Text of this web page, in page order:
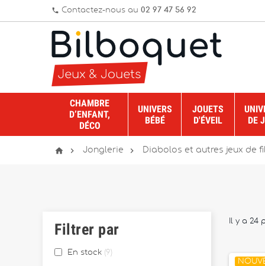
phone Contactez-nous au 02 97 47 56 92
CHAMBRE
D’ENFANT,
DÉCO
UNIVERS
BÉBÉ
JOUETS
D'ÉVEIL
DE
  Jonglerie  Diabolos et autres jeux de
Filtrer par
En stock 9
Il y a 24